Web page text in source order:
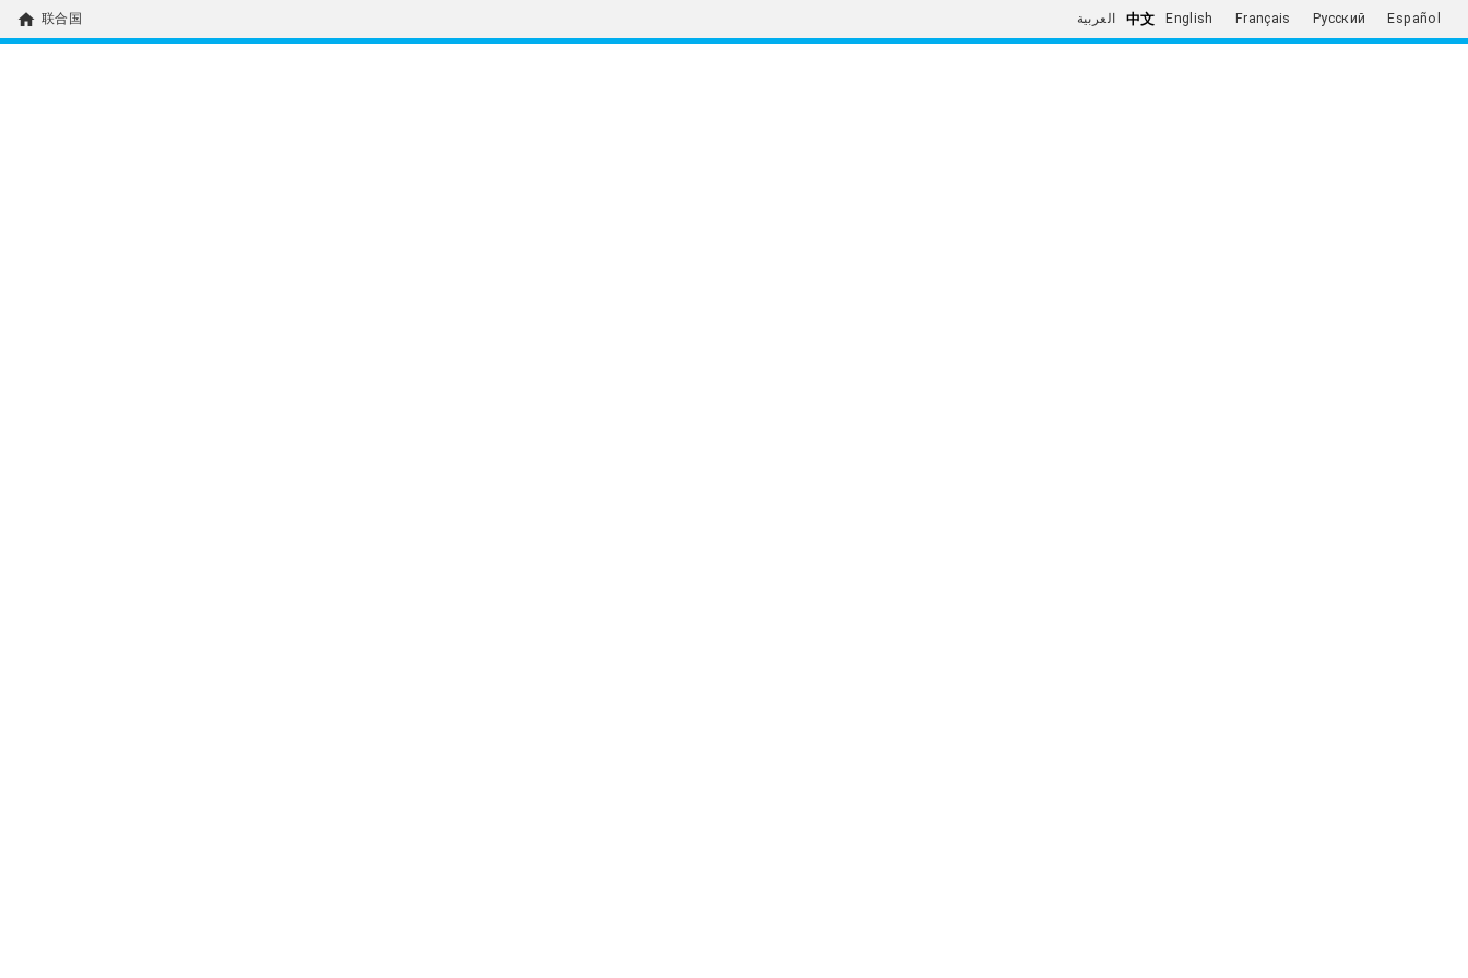
home 联合国 العربية 中文 English Français Русский Español